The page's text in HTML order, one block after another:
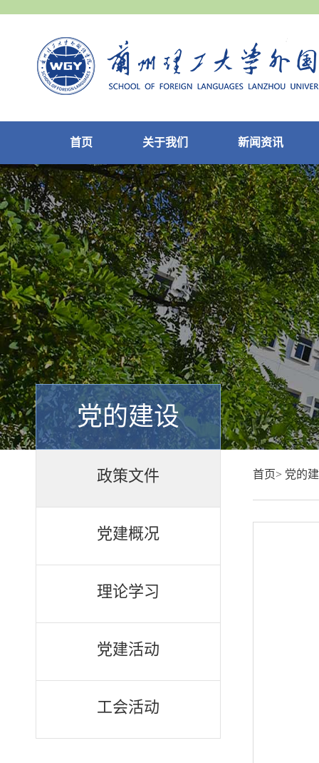
首页 关于我们 新闻资讯
党的建设
政策文件
党建概况
理论学习
党建活动
工会活动
首页> 党的